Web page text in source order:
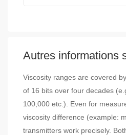
Autres informations
Viscosity ranges are covered
of 16 bits over four decades
100,000 etc.). Even for
viscosity difference (example:
transmitters work precisely.